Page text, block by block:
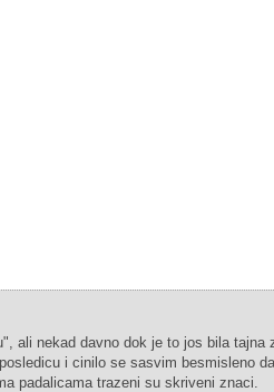
ali nekad davno dok je to jos bila
i cinilo se sasvim besmisleno
padalicama trazeni su skriveni znaci.